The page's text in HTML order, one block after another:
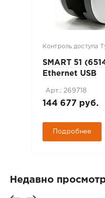
Контроль доступа
SMART 51
Ethernet USB
Арт.: 269718
144 677 руб.
Подробнее
Недавно